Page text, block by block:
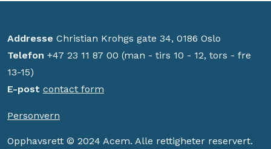
Addresse Christian Krohgs gate 34, 0186 Oslo
Telefon +47 23 11 87 00 (man - tirs 10 - 12, tors - fre
13-15)
E-post contact form
Personvern
Opphavsrett © 2024 Acem. Alle rettigheter reservert.